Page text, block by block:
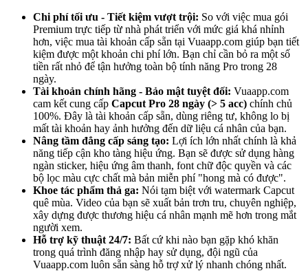
Chi phí tối ưu - Tiết kiệm vượt trội: So với việc mua gói
Premium trực tiếp từ nhà phát triển với mức giá khá nhỉnh
hơn, việc mua tài khoản cấp sẵn tại Vuaapp.com giúp bạn tiết
kiệm được một khoản chi phí lớn. Bạn chỉ cần bỏ ra một số
tiền rất nhỏ để tận hưởng toàn bộ tính năng Pro trong 28
ngày.
Tài khoản chính hãng - Bảo mật tuyệt đối: Vuaapp.com
cam kết cung cấp Capcut Pro 28 ngày (> 5 acc) chính chủ
100%. Đây là tài khoản cấp sẵn, dùng riêng tư, không lo bị
mất tài khoản hay ảnh hưởng đến dữ liệu cá nhân của bạn.
Nâng tầm đẳng cấp sáng tạo: Lợi ích lớn nhất chính là khả
năng tiếp cận kho tàng hiệu ứng. Bạn sẽ được sử dụng hàng
ngàn sticker, hiệu ứng âm thanh, font chữ độc quyền và các
bộ lọc màu cực chất mà bản miễn phí "hong mà có được".
Khoe tác phẩm thả ga: Nói tạm biệt với watermark Capcut
quê mùa. Video của bạn sẽ xuất bản trơn tru, chuyên nghiệp,
xây dựng được thương hiệu cá nhân mạnh mẽ hơn trong mắt
người xem.
Hỗ trợ kỹ thuật 24/7: Bất cứ khi nào bạn gặp khó khăn
trong quá trình đăng nhập hay sử dụng, đội ngũ của
Vuaapp.com luôn sẵn sàng hỗ trợ xử lý nhanh chóng nhất.